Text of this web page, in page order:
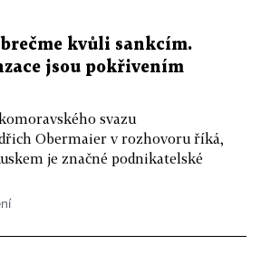
kvůli sankcím.
jsou pokřivením
svazu
Obermaier v rozhovoru říká,
je značné podnikatelské